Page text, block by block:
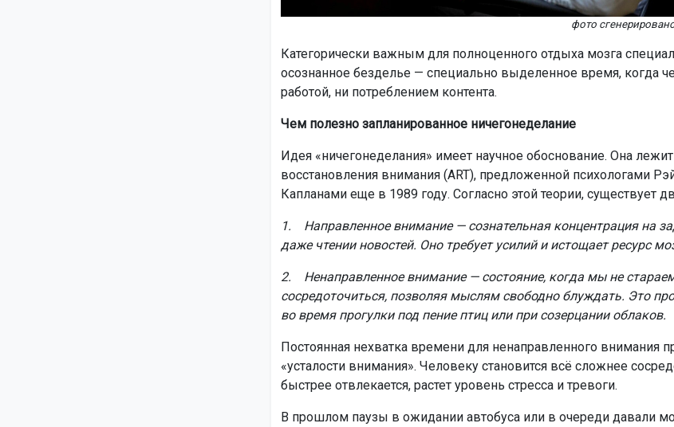
фото
Категорически важным для полноценного отдыха мозга
осознанное безделье — специально выделенное время, когда
работой, ни потреблением контента.
Чем полезно запланированное ничегонеделание
Идея «ничегонеделания» имеет научное обоснование. Она
восстановления внимания (ART), предложенной психологами
Капланами еще в 1989 году. Согласно этой теории, существует
1. Направленное внимание — сознательная концентрация на
даже чтении новостей. Оно требует усилий и истощает ресурс
2. Ненаправленное внимание — состояние, когда мы не
сосредоточиться, позволяя мыслям свободно блуждать. Это
во время прогулки под пение птиц или при созерцании облаков.
Постоянная нехватка времени для ненаправленного внимания
«усталости внимания». Человеку становится всё сложнее
быстрее отвлекается, растет уровень стресса и тревоги.
В прошлом паузы в ожидании автобуса или в очереди давали